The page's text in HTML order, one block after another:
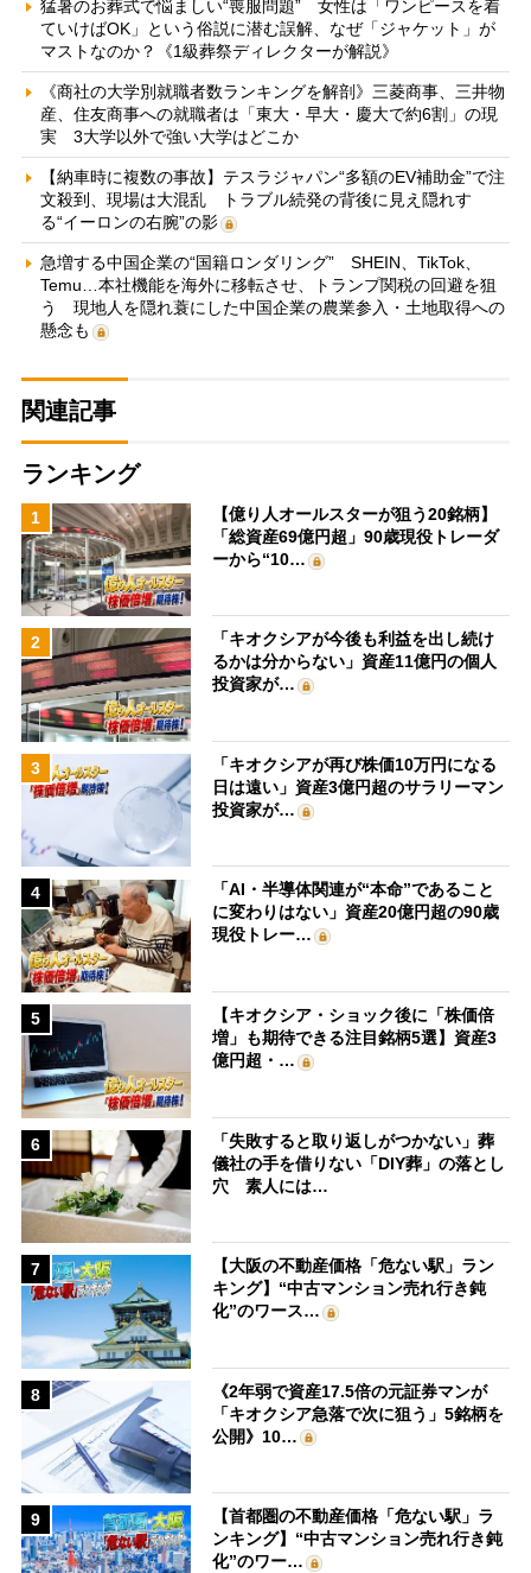
猛暑のお葬式で悩ましい“喪服問題” 女性は「ワンピースを着
ていけばOK」という俗説に潜む誤解、なぜ「ジャケット」が
マストなのか？《1級葬祭ディレクターが解説》
《商社の大学別就職者数ランキングを解剖》三菱商事、三井物
産、住友商事への就職者は「東大・早大・慶大で約6割」の現
実 3大学以外で強い大学はどこか
【納車時に複数の事故】テスラジャパン“多額のEV補助金”で注
文殺到、現場は大混乱 トラブル続発の背後に見え隠れす
る“イーロンの右腕”の影
急増する中国企業の“国籍ロンダリング” SHEIN、TikTok、
Temu…本社機能を海外に移転させ、トランプ関税の回避を狙
う 現地人を隠れ蓑にした中国企業の農業参入・土地取得への
懸念も
関連記事
ランキング
1
【億り人オールスターが狙う20銘柄】
「総資産69億円超」90歳現役トレーダ
ーから“10…
2
「キオクシアが今後も利益を出し続け
るかは分からない」資産11億円の個人
投資家が…
3
「キオクシアが再び株価10万円になる
日は遠い」資産3億円超のサラリーマン
投資家が…
4
「AI・半導体関連が“本命”であること
に変わりはない」資産20億円超の90歳
現役トレー…
5
【キオクシア・ショック後に「株価倍
増」も期待できる注目銘柄5選】資産3
億円超・…
6
「失敗すると取り返しがつかない」葬
儀社の手を借りない「DIY葬」の落とし
穴 素人には…
7
【大阪の不動産価格「危ない駅」ラン
キング】“中古マンション売れ行き鈍
化”のワース…
8
《2年弱で資産17.5倍の元証券マンが
「キオクシア急落で次に狙う」5銘柄を
公開》10…
9
【首都圏の不動産価格「危ない駅」ラ
ンキング】“中古マンション売れ行き鈍
化”のワー…